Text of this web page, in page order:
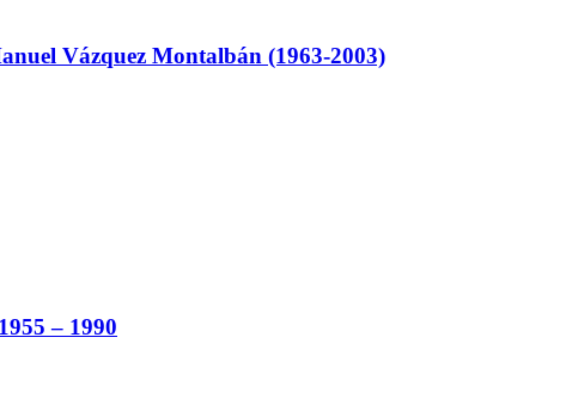
Vázquez Montalbán (1963-2003)
– 1990